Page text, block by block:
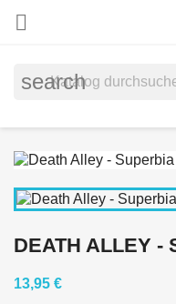

search
DEATH ALLEY -
13,95 €